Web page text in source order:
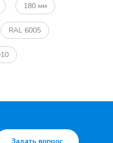
180 мм
RAL 6005
Задать вопрос